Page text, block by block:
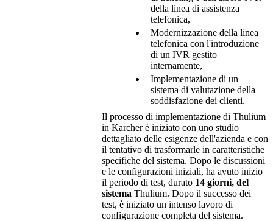
della linea di assistenza
telefonica,
Modernizzazione della linea
telefonica con l'introduzione
di un IVR gestito
internamente,
Implementazione di un
sistema di valutazione della
soddisfazione dei clienti.
Il processo di implementazione di Thulium
in Karcher è iniziato con uno studio
dettagliato delle esigenze dell'azienda e con
il tentativo di trasformarle in caratteristiche
specifiche del sistema. Dopo le discussioni
e le configurazioni iniziali, ha avuto inizio
il periodo di test, durato 14 giorni, del
sistema Thulium. Dopo il successo dei
test, è iniziato un intenso lavoro di
configurazione completa del sistema.